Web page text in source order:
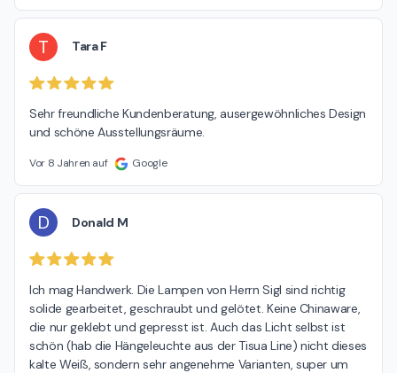
T Tara F
Sehr freundliche Kundenberatung, ausergewöhnliches Design
und schöne Ausstellungsräume.
Vor 8 Jahren auf Google
D Donald M
Ich mag Handwerk. Die Lampen von Herrn Sigl sind richtig
solide gearbeitet, geschraubt und gelötet. Keine Chinaware,
die nur geklebt und gepresst ist. Auch das Licht selbst ist
schön (hab die Hängeleuchte aus der Tisua Line) nicht dieses
kalte Weiß, sondern sehr angenehme Varianten, super um